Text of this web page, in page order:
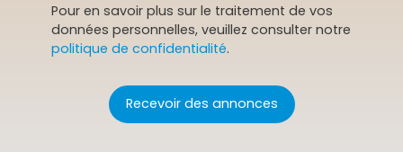
Pour en savoir plus sur le traitement de vos
données personnelles, veuillez consulter notre
politique de confidentialité.
Recevoir des annonces